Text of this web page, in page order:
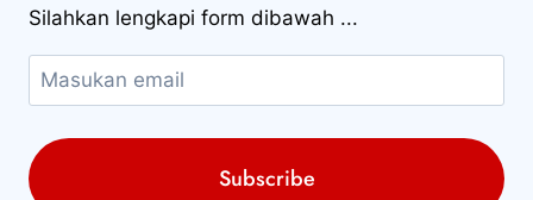
Silahkan lengkapi form dibawah ...